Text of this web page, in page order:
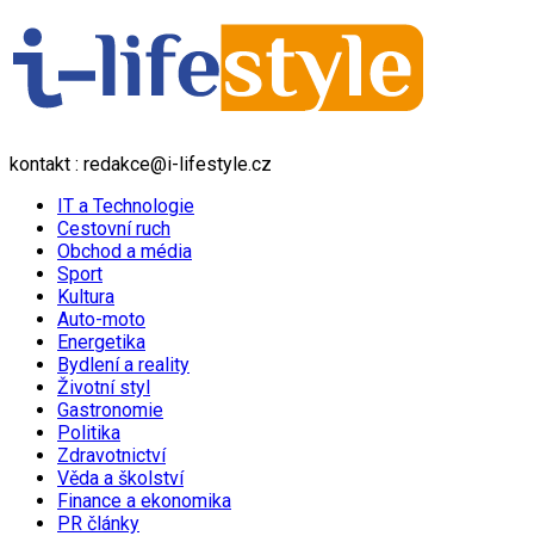
kontakt : redakce@i-lifestyle.cz
IT a Technologie
Cestovní ruch
Obchod a média
Sport
Kultura
Auto-moto
Energetika
Bydlení a reality
Životní styl
Gastronomie
Politika
Zdravotnictví
Věda a školství
Finance a ekonomika
PR články